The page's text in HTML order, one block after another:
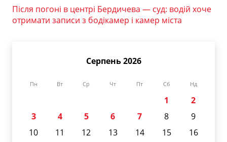
Після погоні в центрі Бердичева — суд: водій хоче
отримати записи з бодікамер і камер міста
Серпень 2026
Пн Вт Ср Чт Пт Сб Нд
1
2
3
4 5 6 7 8
9
10
11 12 13 14 15
16